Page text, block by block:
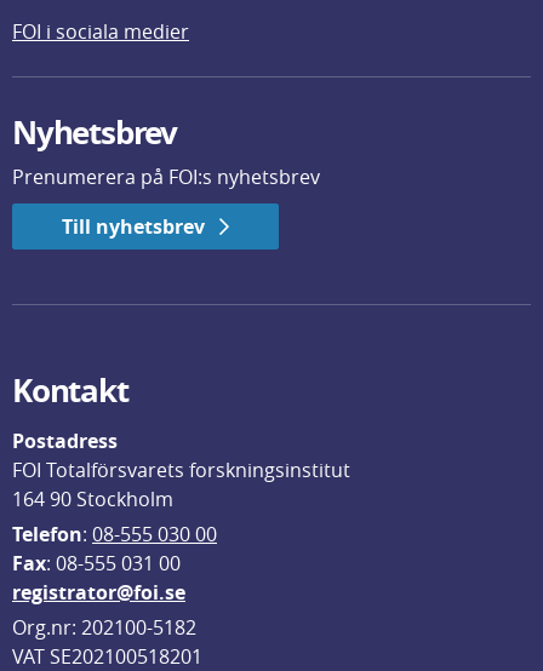
FOI i sociala medier
Nyhetsbrev
Prenumerera på FOI:s nyhetsbrev
Till nyhetsbrev
Kontakt
Postadress
FOI Totalförsvarets forskningsinstitut
164 90 Stockholm
Telefon: 08-555 030 00
Fax: 08-555 031 00
registrator@foi.se
Org.nr: 202100-5182
VAT SE202100518201